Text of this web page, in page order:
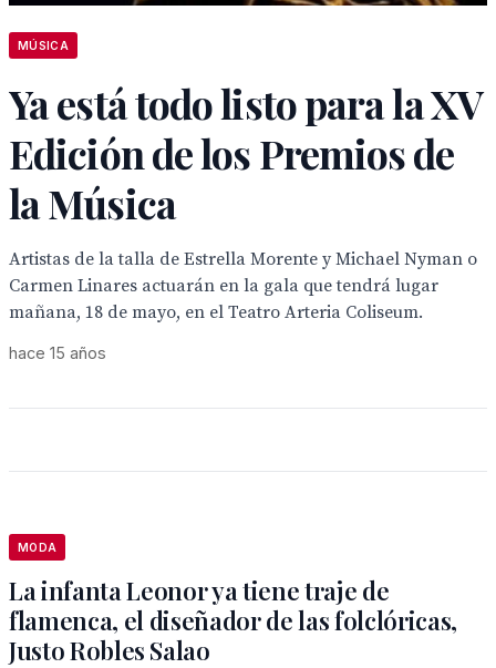
MÚSICA
Ya está todo listo para la XV
Edición de los Premios de
la Música
Artistas de la talla de Estrella Morente y Michael Nyman o
Carmen Linares actuarán en la gala que tendrá lugar
mañana, 18 de mayo, en el Teatro Arteria Coliseum.
hace 15 años
MODA
La infanta Leonor ya tiene traje de
flamenca, el diseñador de las folclóricas,
Justo Robles Salao